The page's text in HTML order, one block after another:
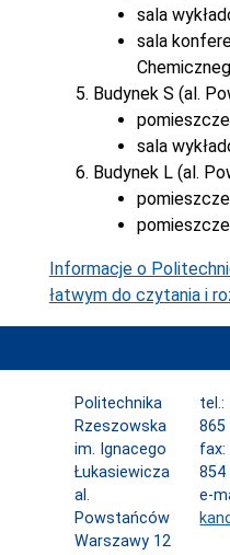
sala
sala
Budynek S (al.
sala
Budynek L (al.
Informacje o
łatwym do czytania i
Politechnika
Rzeszowska
im. Ignacego
Łukasiewicza
al.
Powstańców
Warszawy 12
tel.:
865
fax:
854
e-